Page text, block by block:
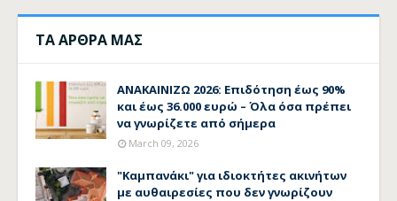
ΤΑ ΑΡΘΡΑ ΜΑΣ
ΑΝΑΚΑΙΝΙΖΩ 2026: Επιδότηση έως 90%
και έως 36.000 ευρώ – Όλα όσα πρέπει
να γνωρίζετε από σήμερα
March 09, 2026
"Καμπανάκι" για ιδιοκτήτες ακινήτων
με αυθαιρεσίες που δεν γνωρίζουν